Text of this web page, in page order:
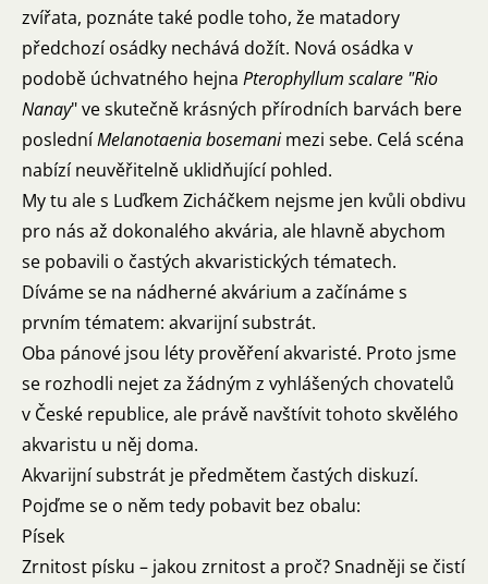
zvířata, poznáte také podle toho, že matadory
předchozí osádky nechává dožít. Nová osádka v
podobě úchvatného hejna Pterophyllum scalare "Rio
Nanay" ve skutečně krásných přírodních barvách bere
posledníMelanotaenia bosemanimezi sebe. Celá scéna
nabízí neuvěřitelně uklidňující pohled.
My tu ale s Luďkem Zicháčkem nejsme jen kvůli obdivu
pro nás až dokonalého akvária, ale hlavně abychom
se pobavili o častých akvaristických tématech.
Díváme se na nádherné akvárium a začínáme s
prvním tématem: akvarijní substrát.
Oba pánové jsou léty prověření akvaristé. Proto jsme
se rozhodli nejet za žádným z vyhlášených chovatelů
v České republice, ale právě navštívit tohoto skvělého
akvaristu u něj doma.
Akvarijní substrát je předmětem častých diskuzí.
Pojďme se o něm tedy pobavit bez obalu:
Písek
Zrnitost písku – jakou zrnitost a proč? Snadněji se čistí